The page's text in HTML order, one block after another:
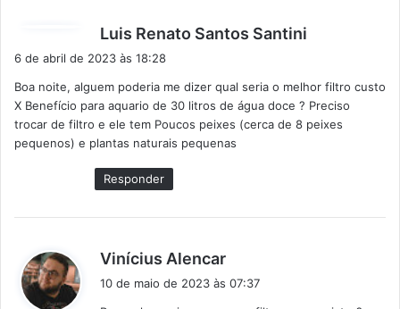
Luis Renato Santos Santini
s
e
:
6 de abril de 2023 às 18:28
Boa noite, alguem poderia me dizer qual seria o melhor filtro custo
X Benefício para aquario de 30 litros de água doce ? Preciso
trocar de filtro e ele tem Poucos peixes (cerca de 8 peixes
pequenos) e plantas naturais pequenas
Responder
Vinícius Alencar
10 de maio de 2023 às 07:37